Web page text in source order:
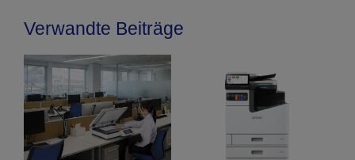
Verwandte Beiträge